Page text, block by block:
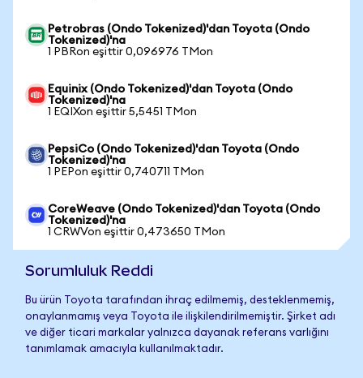
Petrobras (Ondo Tokenized)'dan Toyota (Ondo
Tokenized)'na
1 PBRon eşittir 0,096976 TMon
Equinix (Ondo Tokenized)'dan Toyota (Ondo
Tokenized)'na
1 EQIXon eşittir 5,5451 TMon
PepsiCo (Ondo Tokenized)'dan Toyota (Ondo
Tokenized)'na
1 PEPon eşittir 0,740711 TMon
CoreWeave (Ondo Tokenized)'dan Toyota (Ondo
Tokenized)'na
1 CRWVon eşittir 0,473650 TMon
Sorumluluk Reddi
Bu ürün Toyota tarafından ihraç edilmemiş, desteklenmemiş,
onaylanmamış veya Toyota ile ilişkilendirilmemiştir. Şirket adı
ve diğer ticari markalar yalnızca dayanak referans varlığını
tanımlamak amacıyla kullanılmaktadır.